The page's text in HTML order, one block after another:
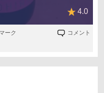
4.0
ーク コメント